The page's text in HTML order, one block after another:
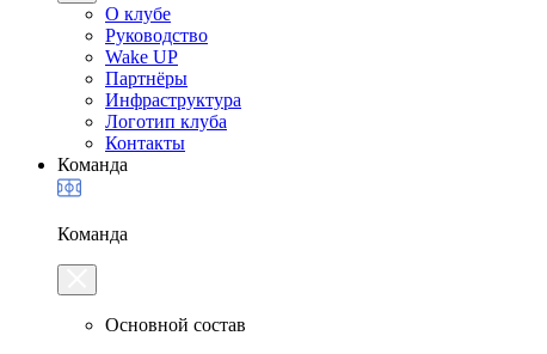
О клубе
Руководство
Wake UP
Партнёры
Инфраструктура
Логотип клуба
Контакты
Команда
Команда
Основной состав